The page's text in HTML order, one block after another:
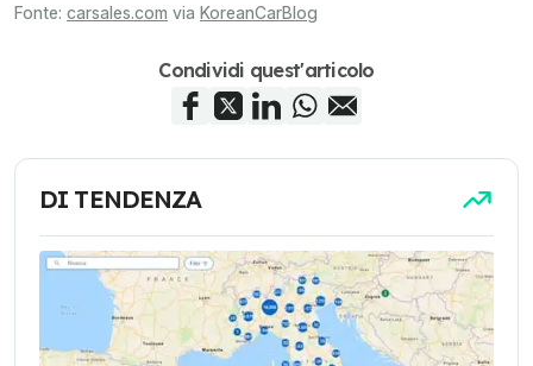
Fonte: carsales.com via KoreanCarBlog
Condividi quest'articolo
DI TENDENZA